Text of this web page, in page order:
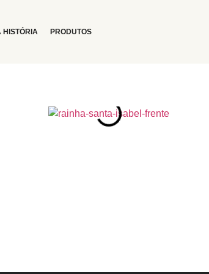
HISTÓRIA​ PRODUTOS